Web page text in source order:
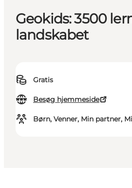
Geokids: 3500
landskabet
Gratis
Besøg hjemmeside
Børn, Venner, Min partner,